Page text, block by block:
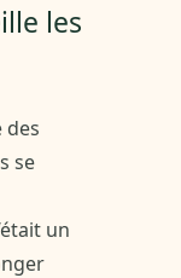
les
des
se
un